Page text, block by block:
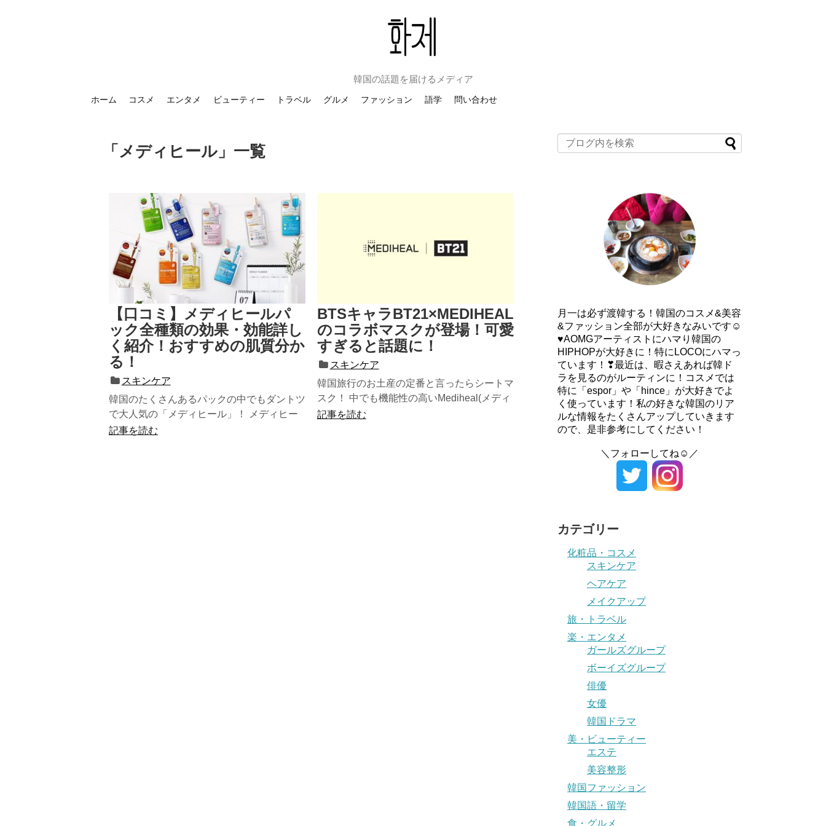
韓国の話題を届けるメディア
ホーム コスメ エンタメ ビューティー トラベル グルメ ファッション 語学 問い合わせ
「 メディヒール 」 一覧
【口コミ】メディヒールパ
ック全種類の効果・効能詳し
く紹介！おすすめの肌質分か
る！
スキンケア
韓国のたくさんあるパックの中でもダントツ
で大人気の「メディヒール」！ メディヒー
ルのシートマスクは安くて効果が...
記事を読む
BTSキャラBT21×MEDIHEAL
のコラボマスクが登場！可愛
すぎると話題に！
スキンケア
韓国旅行のお土産の定番と言ったらシートマ
スク！ 中でも機能性の高いMediheal(メディ
ヒール)は大人気のブ...
記事を読む
月一は必ず渡韓する！韓国のコスメ&美容
&ファッション全部が大好きなみいです☺
♥AOMGアーティストにハマり韓国の
HIPHOPが大好きに！特にLOCOにハマっ
ています！❣最近は、暇さえあれば韓ド
ラを見るのがルーティンに！コスメでは
特に「espor」や「hince」が大好きでよ
く使っています！私の好きな韓国のリア
ルな情報をたくさんアップしていきます
ので、是非参考にしてください！
＼フォローしてね☺／
カテゴリー
化粧品・コスメ
スキンケア
ヘアケア
メイクアップ
旅・トラベル
楽・エンタメ
ガールズグループ
ボーイズグループ
俳優
女優
韓国ドラマ
美・ビューティー
エステ
美容整形
韓国ファッション
韓国語・留学
食・グルメ